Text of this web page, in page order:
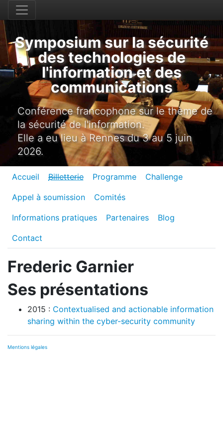
Symposium sur la sécurité
des technologies de
l'information et des
communications
Conférence francophone sur le thème de
la sécurité de l'information.
Elle a eu lieu à Rennes du 3 au 5 juin
2026.
Accueil Billetterie Programme Challenge
Appel à soumission Comités
Informations pratiques Partenaires Blog
Contact
Frederic Garnier
Ses présentations
2015 : Contextualised and actionable information
sharing within the cyber-security community
Mentions légales